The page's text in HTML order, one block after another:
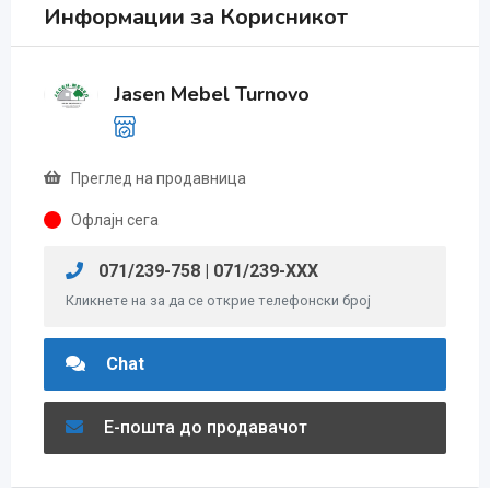
Информации за Корисникот
Jasen Mebel Turnovo
Преглед на продавница
Офлајн сега
071/239-758 | 071/239-XXX
Кликнете на за да се открие телефонски број
Chat
Е-пошта до продавачот